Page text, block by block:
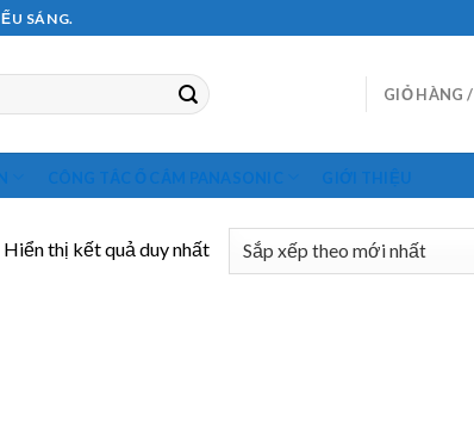
SÁNG.
GIỎ HÀNG /
CÔNG TẮC Ổ CẮM PANASONIC GIỚI THIỆU
Hiển thị kết quả duy nhất